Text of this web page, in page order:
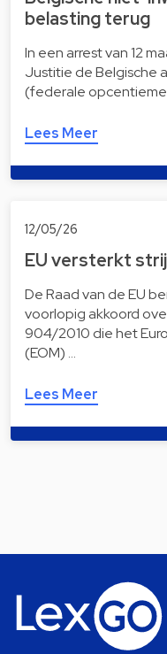
belasting terug
In een arrest van 12
Justitie de Belgische
(federale
Lees Meer
12/05/26
EU versterkt
De Raad van de EU
voorlopig akkoord
904/2010 die het
(EOM) …
Lees Meer